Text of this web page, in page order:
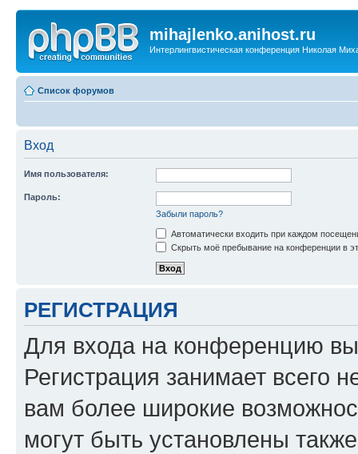
mihajlenko.anihost.ru
Интерлингвистическая конференция Николая
Список форумов
Вход
Имя пользователя:
Пароль:
Забыли пароль?
Автоматически входить при каждом
Скрыть моё пребывание на конференции в
РЕГИСТРАЦИЯ
Для входа на конференцию
Регистрация занимает всего
вам более широкие
могут быть установлены